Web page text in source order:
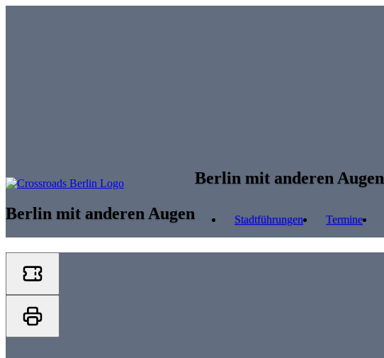
Berlin mit anderen Augen
Berlin mit anderen Augen
Stadtführungen Termine